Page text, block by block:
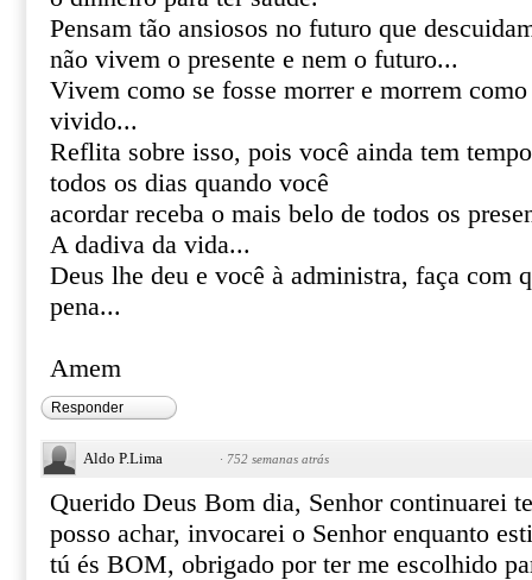
Pensam tão ansiosos no futuro que
não vivem o presente e nem o futuro...
Vivem como se fosse morrer e morrem
vivido...
Reflita sobre isso, pois você ainda tem
todos os dias quando você
acordar receba o mais belo de todos os
A dadiva da vida...
Deus lhe deu e você à administra, faça com
pena...
Amem
Responder
Aldo P.Lima · 752 semanas atrás
Querido Deus Bom dia, Senhor continuarei
posso achar, invocarei o Senhor enquanto
tú és BOM, obrigado por ter me escolhido